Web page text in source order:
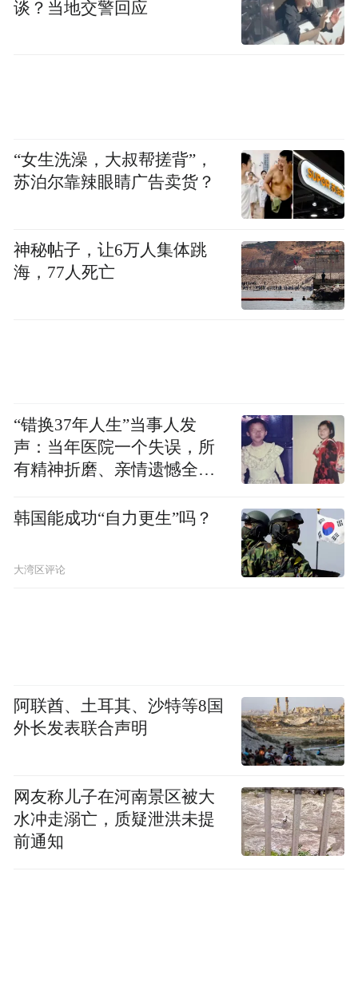
谈？当地交警回应
“女生洗澡，大叔帮搓背”，
苏泊尔靠辣眼睛广告卖货？
神秘帖子，让6万人集体跳
海，77人死亡
“错换37年人生”当事人发
声：当年医院一个失误，所
有精神折磨、亲情遗憾全部
韩国能成功“自力更生”吗？
大湾区评论
阿联酋、土耳其、沙特等8国
外长发表联合声明
网友称儿子在河南景区被大
水冲走溺亡，质疑泄洪未提
前通知